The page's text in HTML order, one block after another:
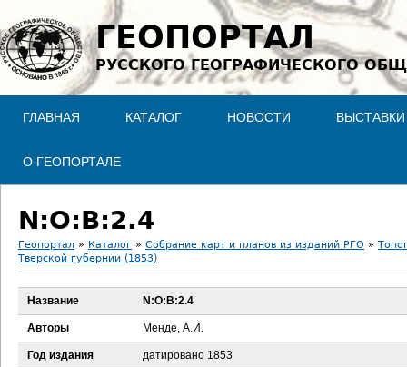
Jump to navigation
ГЕОПОРТАЛ
РУССКОГО ГЕОГРАФИЧЕСКОГО
ГЛАВНАЯ КАТАЛОГ НОВОСТИ ВЫСТАВКИ
О ГЕОПОРТАЛЕ
N:O:B:2.4
В
ы
з
Геопортал » Каталог » Собрание карт и планов из изданий РГО »
Тверской губернии (1853)
Название N:O:B:2.4
Авторы Менде, А.И.
Год издания датировано 1853